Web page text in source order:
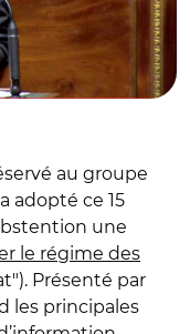
au groupe
adopté ce 15
une
le régime des
Présenté par
les principales